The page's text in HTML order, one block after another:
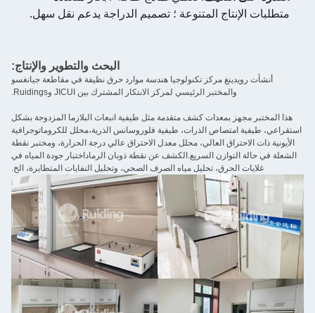
متطلبات الإنتاج المتنوعة ؛ تصميم الدراجة يدعم نقل سهل.
البحث والتطوير والإنتاج:
أنشأت رويدينغ مركز تكنولوجيا هندسة موارد حرق نظيفة في مقاطعة جيانغسو
والمختبر الرئيسي لمركز الابتكار المشترك بين JICUI وRuidings.
هذا المختبر مجهز بمعدات كشف متقدمة مثل طيفية انبعاث البلازما المزدوجة بشكل
استقراعي، طيفية امتصاص الذرات، طيفية فلوروسانس الذرية،محلل للكروماتوجرافية
الأيونية ذات الاحتراق العالي، محلل معدل الاحتراق عالي درجة الحرارة، ومختبر نقطة
الشعلة في حالة التوازن السريع.الكشف عن نقطة ذوبان الرماداختبار جودة المياه في
غلايات الحرق، تحليل مياه الصرف الصحي، وتحليل النفايات المتطايرة، الخ.